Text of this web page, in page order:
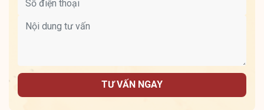
TƯ VẤN NGAY